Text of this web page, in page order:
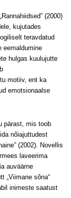
(2000)
kujutades
teravdatud
eemaldumine
hulgas kuulujutte
motiiv, ent ka
emotsionaalse
pärast, mis toob
nõiajuttudest
(2002). Novellis
laveerima
auväärne
„Viimane sõna“
inimeste saatust